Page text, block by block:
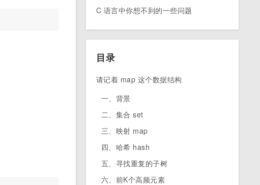
C 语言中你想不到的一些问题
目录
请记着 map 这个数据结构
一、背景
二、集合 set
三、映射 map
四、哈希 hash
五、寻找重复的子树
六、前K个高频元素